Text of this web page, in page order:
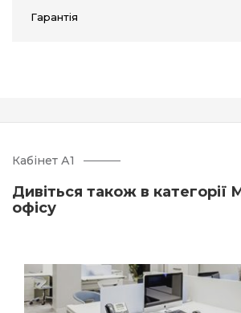
Гарантія
Кабінет А1
Дивіться також в категорії
офісу